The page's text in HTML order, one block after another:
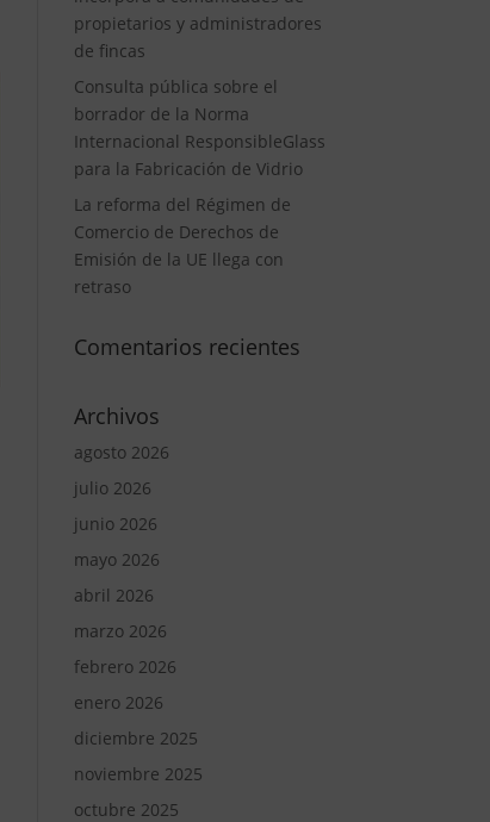
propietarios y administradores
de fincas
Consulta pública sobre el
borrador de la Norma
Internacional ResponsibleGlass
para la Fabricación de Vidrio
La reforma del Régimen de
Comercio de Derechos de
Emisión de la UE llega con
retraso
Comentarios recientes
Archivos
agosto 2026
julio 2026
junio 2026
mayo 2026
abril 2026
marzo 2026
febrero 2026
enero 2026
diciembre 2025
noviembre 2025
octubre 2025